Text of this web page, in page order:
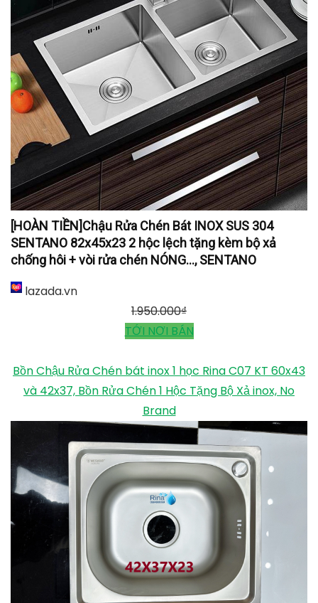
[HOÀN TIỀN]Chậu Rửa Chén Bát INOX SUS 304
SENTANO 82x45x23 2 hộc lệch tặng kèm bộ xả
chống hôi + vòi rửa chén NÓNG..., SENTANO
lazada.vn
1.950.000₫
TỚI NƠI BÁN
Bồn Chậu Rửa Chén bát inox 1 học Rina C07 KT 60x43
và 42x37, Bồn Rửa Chén 1 Hộc Tặng Bộ Xả inox, No
Brand